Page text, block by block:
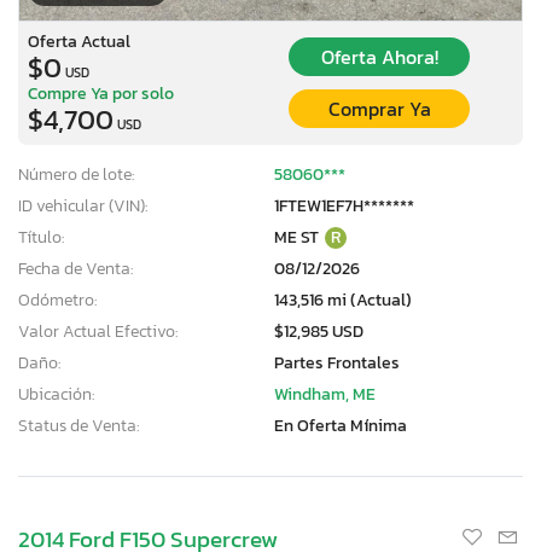
Oferta Actual
$0 USD
Oferta Ahora!
Compre Ya por solo
$4,700 USD
Comprar Ya
Número de lote:
58060***
ID vehicular (VIN):
1FTEW1EF7H*******
Título:
ME ST R
Fecha de Venta:
08/12/2026
Odómetro:
143,516 mi (Actual)
Valor Actual Efectivo:
$12,985 USD
Daño:
Partes Frontales
Ubicación:
Windham, ME
Status de Venta:
En Oferta Mínima
2014 Ford F150 Supercrew